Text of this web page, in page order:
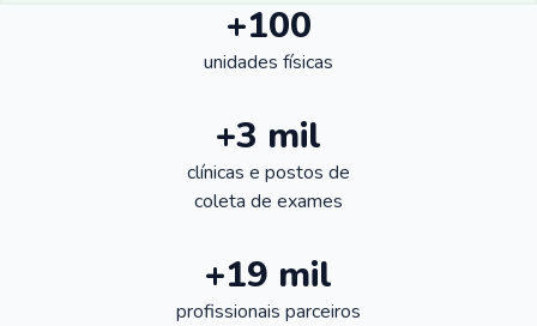
+100
unidades físicas
+3 mil
clínicas e postos de
coleta de exames
+19 mil
profissionais parceiros